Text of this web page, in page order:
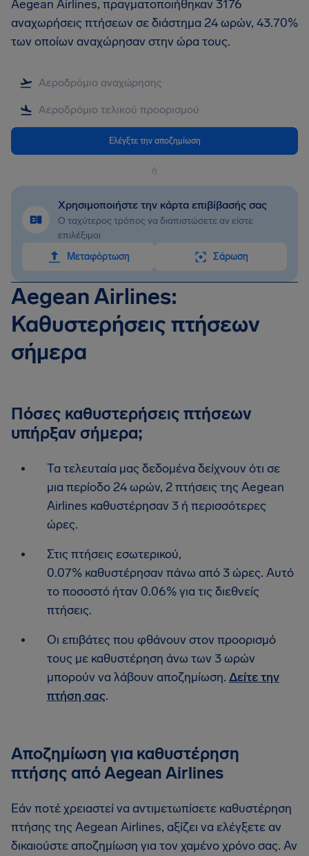
Aegean Airlines, πραγματοποιήθηκαν 3176
αναχωρήσεις πτήσεων σε διάστημα 24 ωρών, 43.70%
των οποίων αναχώρησαν στην ώρα τους.
Ελέγξτε την αποζημίωση
ή
Χρησιμοποιήστε την κάρτα επιβίβασής σας
Ο ταχύτερος τρόπος να διαπιστώσετε αν είστε
επιλέξιμοι
Mεταφόρτωση
Σάρωση
Aegean Airlines:
Καθυστερήσεις πτήσεων
σήμερα
Πόσες καθυστερήσεις πτήσεων
υπήρξαν σήμερα;
Τα τελευταία μας δεδομένα δείχνουν ότι σε
μια περίοδο 24 ωρών, 2 πτήσεις της Aegean
Airlines καθυστέρησαν 3 ή περισσότερες
ώρες.
Στις πτήσεις εσωτερικού,
0.07% καθυστέρησαν πάνω από 3 ώρες. Αυτό
το ποσοστό ήταν 0.06% για τις διεθνείς
πτήσεις.
Οι επιβάτες που φθάνουν στον προορισμό
τους με καθυστέρηση άνω των 3 ωρών
μπορούν να λάβουν αποζημίωση. Δείτε την
πτήση σας.
Αποζημίωση για καθυστέρηση
πτήσης από Aegean Airlines
Εάν ποτέ χρειαστεί να αντιμετωπίσετε καθυστέρηση
πτήσης της Aegean Airlines, αξίζει να ελέγξετε αν
δικαιούστε αποζημίωση για τον χαμένο χρόνο σας. Αν